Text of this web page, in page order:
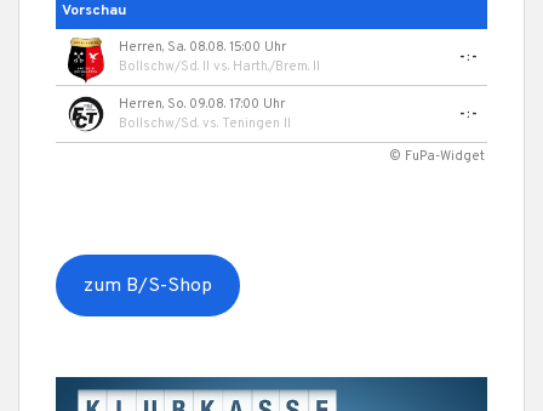
Vorschau
Herren, Sa. 08.08. 15:00 Uhr
Bollschw/Sd. II vs. Harth./Brem. II
-:-
Herren, So. 09.08. 17:00 Uhr
Bollschw/Sd. vs. Teningen II
-:-
© FuPa-Widget
zum B/S-Shop